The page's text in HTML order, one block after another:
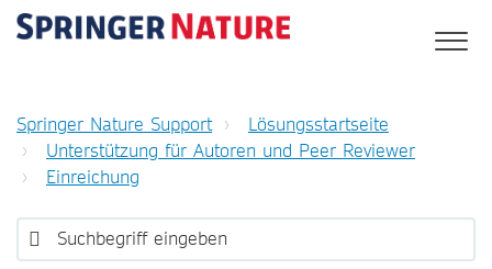
Springer Nature Support
Lösungsstartseite
Unterstützung für Autoren und Peer Reviewer
Einreichung